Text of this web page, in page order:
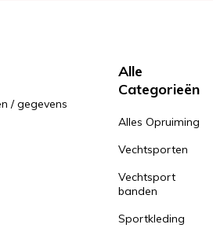
/ gegevens
Alle
Categorieën
Alles Opruiming
Vechtsporten
Vechtsport
banden
Sportkleding